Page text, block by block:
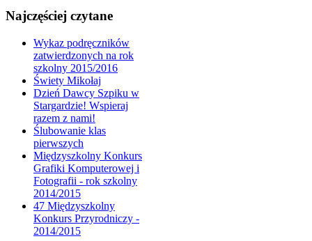
Najczęściej czytane
Wykaz podręczników
zatwierdzonych na rok
szkolny 2015/2016
Świety Mikołaj
Dzień Dawcy Szpiku w
Stargardzie! Wspieraj
razem z nami!
Ślubowanie klas
pierwszych
Międzyszkolny Konkurs
Grafiki Komputerowej i
Fotografii - rok szkolny
2014/2015
47 Międzyszkolny
Konkurs Przyrodniczy -
2014/2015